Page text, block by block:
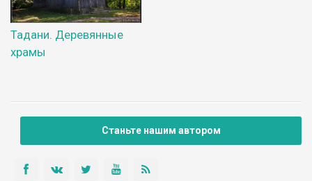
Тадани. Деревянные
храмы
Станьте нашим автором